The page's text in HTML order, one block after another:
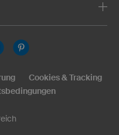
Cookies & Tracking